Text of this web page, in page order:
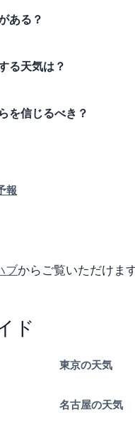
ある？
る天気は？
を信じるべき？
報
ブからご覧いただけます
ド
東京の天気
名古屋の天気